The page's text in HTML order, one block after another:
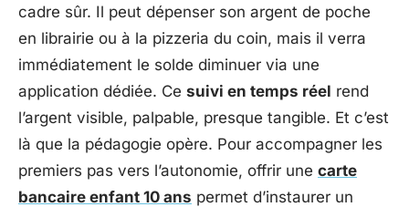
cadre sûr. Il peut dépenser son argent de poche
en librairie ou à la pizzeria du coin, mais il verra
immédiatement le solde diminuer via une
application dédiée. Ce suivi en temps réel rend
l’argent visible, palpable, presque tangible. Et c’est
là que la pédagogie opère. Pour accompagner les
premiers pas vers l’autonomie, offrir une carte
bancaire enfant 10 ans permet d’instaurer un